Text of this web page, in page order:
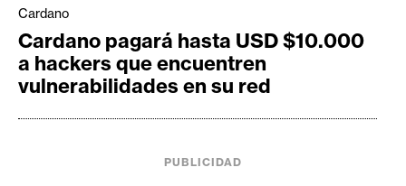
Cardano
Cardano pagará hasta USD $10.000
a hackers que encuentren
vulnerabilidades en su red
PUBLICIDAD